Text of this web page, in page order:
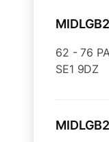
62 - 76
SE1 9DZ